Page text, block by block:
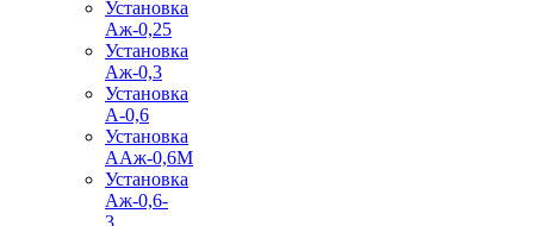
Установка
Аж-0,25
Установка
Аж-0,3
Установка
А-0,6
Установка
ААж-0,6М
Установка
Аж-0,6-
3